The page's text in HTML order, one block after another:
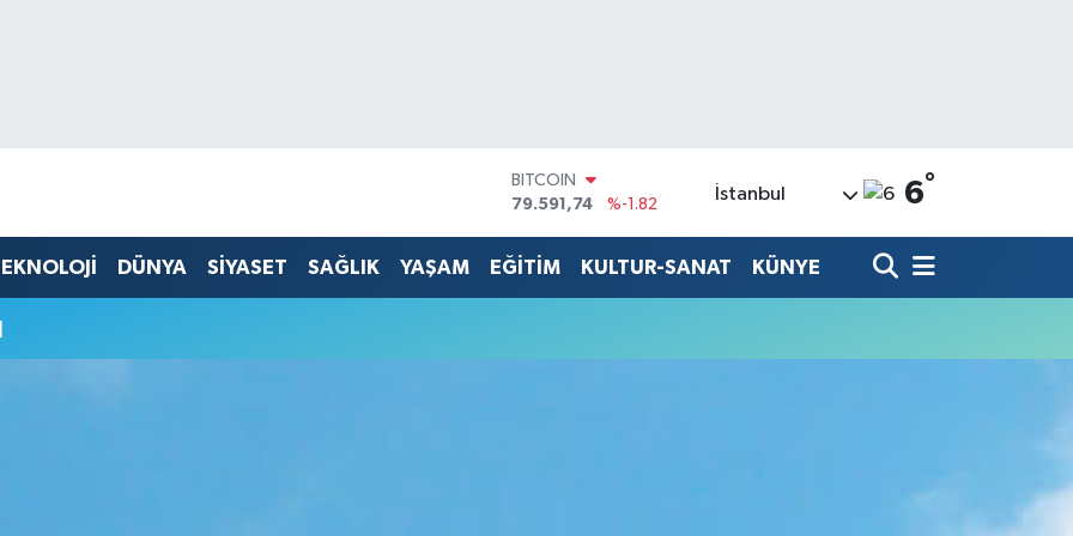
BITCOIN
79.591,74
%-1.82
45,43620
EURO
53,38690
%0.19
İstanbul 6°
DÜNYA SİYASET SAĞLIK YAŞAM EĞİTİM KULTUR-SANAT KÜNYE